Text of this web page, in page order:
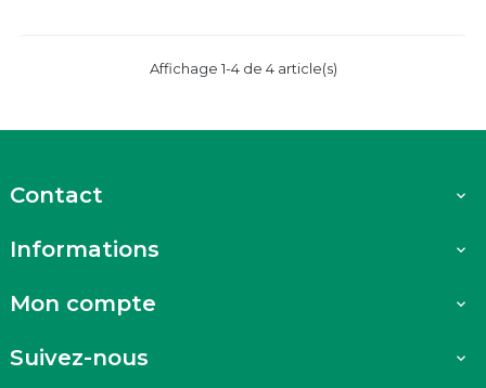
Affichage 1-4 de 4 article(s)
Contact 
Informations 
Mon compte 
Suivez-nous 